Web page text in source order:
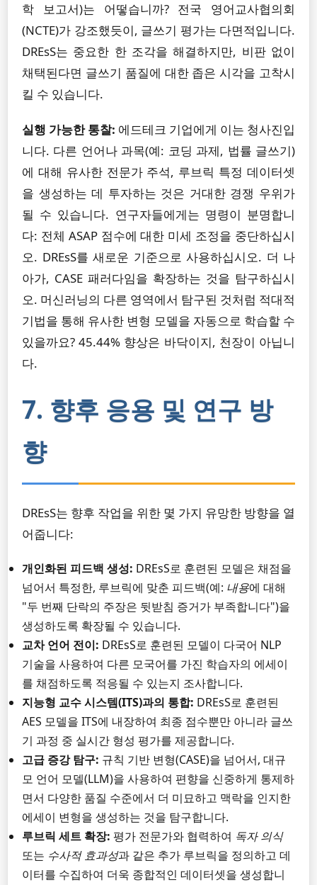
학 보고서)는 어떻습니까? 전국 영어교사협의회
(NCTE)가 강조했듯이, 글쓰기 평가는 다면적입니다.
DREsS는 중요한 한 조각을 해결하지만, 비판 없이
채택된다면 글쓰기 품질에 대한 좁은 시각을 고착시
킬 수 있습니다.
실행 가능한 통찰: 에드테크 기업에게 이는 청사진입
니다. 다른 언어나 과목(예: 코딩 과제, 법률 글쓰기)
에 대해 유사한 전문가 주석, 루브릭 특정 데이터셋
을 생성하는 데 투자하는 것은 거대한 경쟁 우위가
될 수 있습니다. 연구자들에게는 명령이 분명합니
다: 전체 ASAP 점수에 대한 미세 조정을 중단하십시
오. DREsS를 새로운 기준으로 사용하십시오. 더 나
아가, CASE 패러다임을 확장하는 것을 탐구하십시
오. 머신러닝의 다른 영역에서 탐구된 것처럼 적대적
기법을 통해 유사한 변형 모델을 자동으로 학습할 수
있을까요? 45.44% 향상은 바닥이지, 천장이 아닙니
다.
7. 향후 응용 및 연구 방
향
DREsS는 향후 작업을 위한 몇 가지 유망한 방향을 열
어줍니다:
개인화된 피드백 생성: DREsS로 훈련된 모델은 채점을
넘어서 특정한, 루브릭에 맞춘 피드백(예: 내용에 대해
"두 번째 단락의 주장은 뒷받침 증거가 부족합니다")을
생성하도록 확장될 수 있습니다.
교차 언어 전이: DREsS로 훈련된 모델이 다국어 NLP
기술을 사용하여 다른 모국어를 가진 학습자의 에세이
를 채점하도록 적응될 수 있는지 조사합니다.
지능형 교수 시스템(ITS)과의 통합: DREsS로 훈련된
AES 모델을 ITS에 내장하여 최종 점수뿐만 아니라 글쓰
기 과정 중 실시간 형성 평가를 제공합니다.
고급 증강 탐구: 규칙 기반 변형(CASE)을 넘어서, 대규
모 언어 모델(LLM)을 사용하여 편향을 신중하게 통제하
면서 다양한 품질 수준에서 더 미묘하고 맥락을 인지한
에세이 변형을 생성하는 것을 탐구합니다.
루브릭 세트 확장: 평가 전문가와 협력하여 독자 의식
또는 수사적 효과성과 같은 추가 루브릭을 정의하고 데
이터를 수집하여 더욱 종합적인 데이터셋을 생성합니